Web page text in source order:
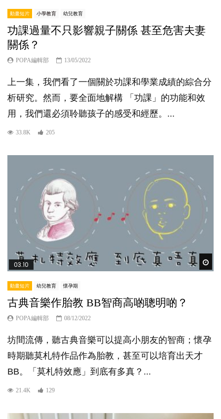
動畫短片 小學教育 幼兒教育
功課過量不只影響親子關係 甚至危害夫妻
關係？
POPA編輯部 13/05/2022
上一集，我們看了一個關於功課和學業成績的綜合分
析研究。然而，要全面地解構 「功課」的功能和效
用，我們還必須聆聽孩子的感受和經歷。...
33.8K 205
03:10
動畫短片 幼兒教育 懷孕期
古典音樂作胎教 BB智商高啲聰明啲？
POPA編輯部 08/12/2022
坊間流傳，聽古典音樂可以提高小朋友的智商；懷孕
時期聽莫札特作品作為胎教，甚至可以培育出天才
BB。「莫札特效應」到底有多真？...
21.4K 129